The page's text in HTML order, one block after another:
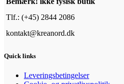
Tlf.: (+45) 2844 2086
kontakt@kreanord.dk
Quick links
Leveringsbetingelser